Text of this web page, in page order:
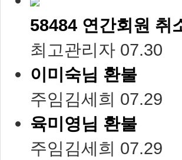
58484 연간회원 취
최고관리자 07.30
이미숙님 환불
주임김세희 07.29
육미영님 환불
주임김세희 07.29